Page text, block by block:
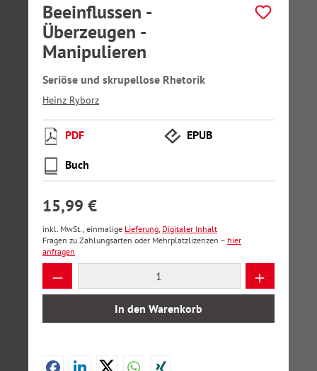
Beeinflussen -
Überzeugen -
Manipulieren
Seriöse und skrupellose Rhetorik
Heinz Ryborz
PDF EPUB
Buch
15,99 €
inkl. MwSt., einmalige Lieferung, Digitaler Inhalt
Fragen zu Zahlungsarten oder Mehrplatzlizenzen – hier
anfragen
Produkt Anzahl: Gib den gewünschten
In den Warenkorb